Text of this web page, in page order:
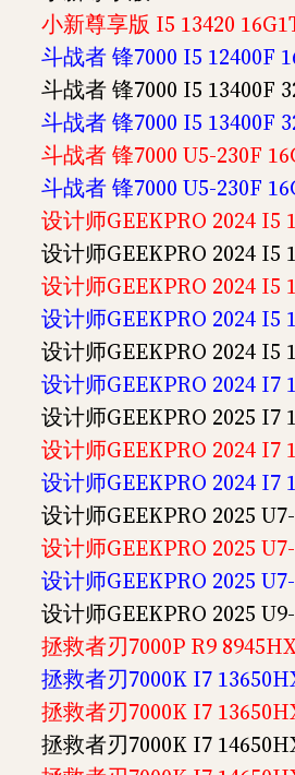
小新尊享版 I5 13420
斗战者 锋7000 I5 12400F
斗战者 锋7000 I5 13400F
斗战者 锋7000 I5 13400F
斗战者 锋7000 U5-230F
斗战者 锋7000 U5-230F
设计师GEEKPRO 2024 I5
设计师GEEKPRO 2024 I5
设计师GEEKPRO 2024 I5
设计师GEEKPRO 2024 I5
设计师GEEKPRO 2024 I5
设计师GEEKPRO 2024 I7
设计师GEEKPRO 2025 I7
设计师GEEKPRO 2024 I7
设计师GEEKPRO 2024 I7
设计师GEEKPRO 2025
设计师GEEKPRO 2025
设计师GEEKPRO 2025
设计师GEEKPRO 2025
拯救者刃7000P R9
拯救者刃7000K I7
拯救者刃7000K I7
拯救者刃7000K I7